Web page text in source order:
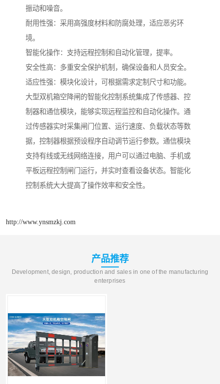
振动和噪音。
耐用性强：采用高强度材料和防腐处理，适应恶劣环
境。
智能化操作：支持远程控制和自动化管理，提率。
安全性高：多重安全保护机制，确保设备和人员安全。
适应性强：模块化设计，可根据需求定制尺寸和功能。
大型双机箱空降闸的智能化控制系统集成了传感器、控
制器和通信模块，能够实现远程监控和自动化操作。通
过传感器实时采集闸门位置、运行速度、负载状态等数
据，控制器根据预设程序自动调节运行参数。通信模块
支持有线或无线网络连接，用户可以通过电脑、手机或
平板远程控制闸门运行，并实时查看设备状态。智能化
控制系统大大提高了操作效率和安全性。
http://www.ynsmzkj.com
产品推荐
Development, design, production and sales in one of the manufacturing
enterprises